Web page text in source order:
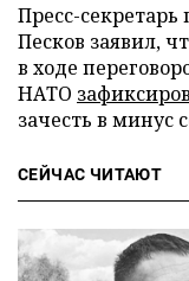
Пресс-
Песков заявил,
в ходе
НАТО
зачесть в минус
СЕЙЧАС ЧИТАЮТ